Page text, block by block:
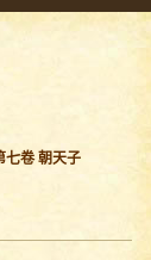
七卷 朝天子